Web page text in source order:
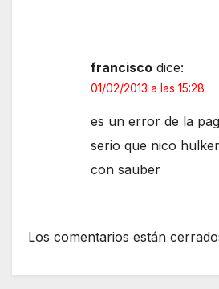
francisco dice:
01/02/2013 a las 15:28
es un error de la
serio que nico
con sauber
Los comentarios están